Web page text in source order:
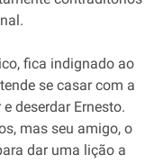
fica indignado ao
se casar com a
deserdar Ernesto.
mas seu amigo, o
dar uma lição a